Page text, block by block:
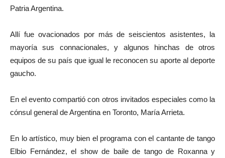
Patria Argentina.
Allí fue ovacionados por más de seiscientos asistentes, la
mayoría sus connacionales, y algunos hinchas de otros
equipos de su país que igual le reconocen su aporte al deporte
gaucho.
En el evento compartió con otros invitados especiales como la
cónsul general de Argentina en Toronto, María Arrieta.
En lo artístico, muy bien el programa con el cantante de tango
Elbio Fernández, el show de baile de tango de Roxanna y